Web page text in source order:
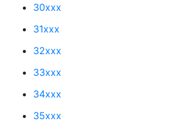
30xxx
31xxx
32xxx
33xxx
34xxx
35xxx